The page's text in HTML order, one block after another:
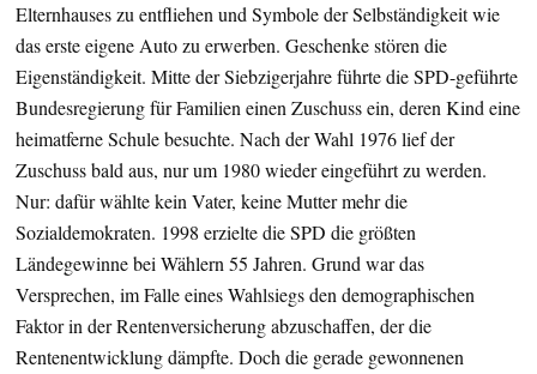
Elternhauses zu entfliehen und Symbole der Selbständigkeit wie
das erste eigene Auto zu erwerben. Geschenke stören die
Eigenständigkeit. Mitte der Siebzigerjahre führte die SPD-geführte
Bundesregierung für Familien einen Zuschuss ein, deren Kind eine
heimatferne Schule besuchte. Nach der Wahl 1976 lief der
Zuschuss bald aus, nur um 1980 wieder eingeführt zu werden.
Nur: dafür wählte kein Vater, keine Mutter mehr die
Sozialdemokraten. 1998 erzielte die SPD die größten
Ländegewinne bei Wählern 55 Jahren. Grund war das
Versprechen, im Falle eines Wahlsiegs den demographischen
Faktor in der Rentenversicherung abzuschaffen, der die
Rentenentwicklung dämpfte. Doch die gerade gewonnenen